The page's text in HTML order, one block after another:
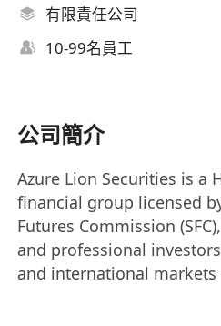
有限責任公司
10-99名員工
公司簡介
Azure Lion Securities is a
financial group licensed
Futures Commission
and professional
and international